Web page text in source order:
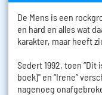
De Mens is een
en hard en alles wat
karakter, maar heeft
Sedert 1992, toen
boek)" en “Irene”
nagenoeg